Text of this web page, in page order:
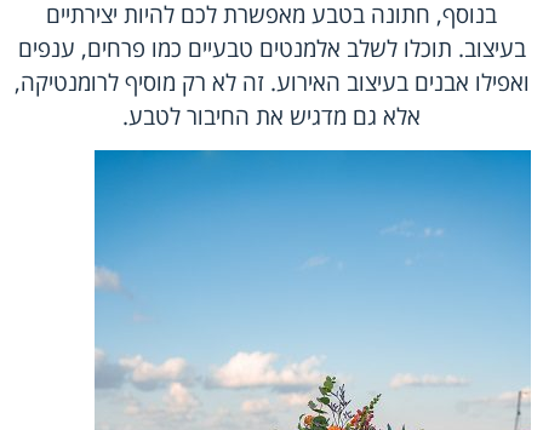
בנוסף, חתונה בטבע מאפשרת לכם להיות יצירתיים
בעיצוב. תוכלו לשלב אלמנטים טבעיים כמו פרחים, ענפים
ואפילו אבנים בעיצוב האירוע. זה לא רק מוסיף לרומנטיקה,
אלא גם מדגיש את החיבור לטבע.